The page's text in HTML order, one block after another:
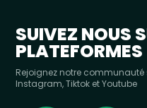
SUIVEZ NOUS
PLATEFORMES
Rejoignez notre
Instagram, Tiktok et Youtube